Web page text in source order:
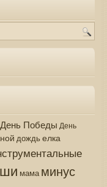
День Победы День
дождь елка
мама минус